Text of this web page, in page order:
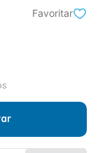
Favoritar